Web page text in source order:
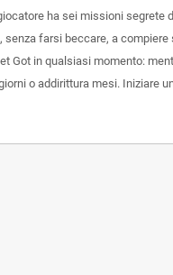
ha sei missioni
senza farsi beccare, a
Got in qualsiasi momento:
o addirittura mesi. Iniziare